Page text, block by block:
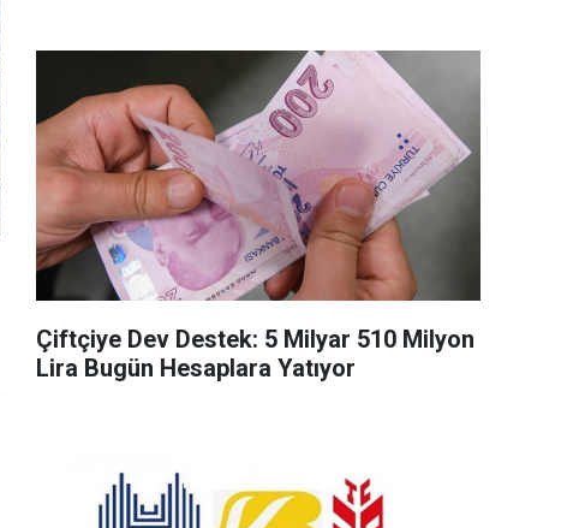
Çiftçiye Dev Destek: 5 Milyar 510 Milyon
Lira Bugün Hesaplara Yatıyor